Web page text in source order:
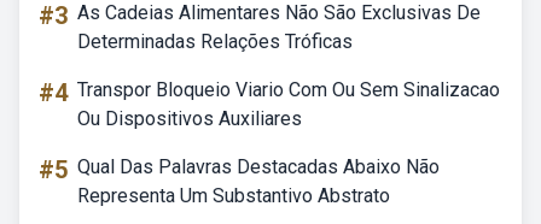
#3 As Cadeias Alimentares Não São Exclusivas De
Determinadas Relações Tróficas
#4 Transpor Bloqueio Viario Com Ou Sem Sinalizacao
Ou Dispositivos Auxiliares
#5 Qual Das Palavras Destacadas Abaixo Não
Representa Um Substantivo Abstrato